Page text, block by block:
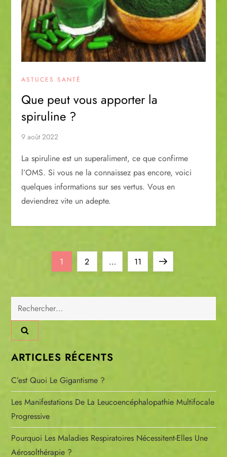
ASTUCES SANTÉ
Que peut vous apporter la
spiruline ?
9 août 2022
La spiruline est un superaliment, ce que confirme
l’OMS. Si vous ne la connaissez pas encore, voici
quelques informations sur ses vertus. Vous en
deviendrez vite un adepte.
g
i
n
a
t
i
Page
1 Page
2 … Page
11
Next
Rechercher :
ARTICLES RÉCENTS
C’est Quoi Le Gigantisme ?
Les Manifestations De La Leucoencéphalopathie Multifocale
Progressive
Pourquoi Les Maladies Respiratoires Nécessitent-Elles Une
Aérosolthérapie ?